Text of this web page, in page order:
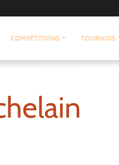
COMPÉTITIONS TOURNOIS